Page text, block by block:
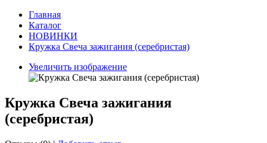
Главная
Каталог
HОВИНКИ
Кружка Свеча зажигания (серебристая)
Увеличить изображение
Кружка Свеча зажигания
(серебристая)